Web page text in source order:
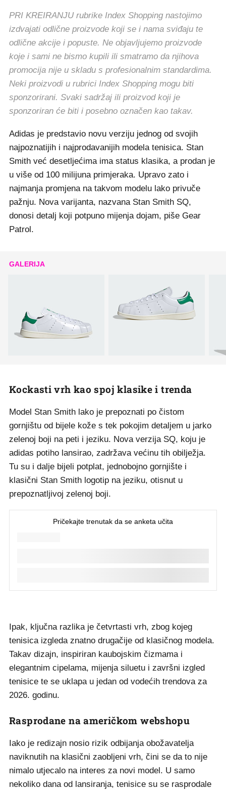
PRI KREIRANJU rubrike Index Shopping nastojimo
izdvajati odlične proizvode koji se i nama sviđaju te
odlične akcije i popuste. Ne objavljujemo proizvode
koje i sami ne bismo kupili ili smatramo da njihova
promocija nije u skladu s profesionalnim standardima.
Neki proizvodi u rubrici Index Shopping mogu biti
sponzorirani. Svaki sadržaj ili proizvod koji je
sponzoriran će biti i posebno označen kao takav.
Adidas je predstavio novu verziju jednog od svojih
najpoznatijih i najprodavanijih modela tenisica. Stan
Smith već desetljećima ima status klasika, a prodan je
u više od 100 milijuna primjeraka. Upravo zato i
najmanja promjena na takvom modelu lako privuče
pažnju. Nova varijanta, nazvana Stan Smith SQ,
donosi detalj koji potpuno mijenja dojam, piše Gear
Patrol.
GALERIJA
Kockasti vrh kao spoj klasike i trenda
Model Stan Smith lako je prepoznati po čistom
gornjištu od bijele kože s tek pokojim detaljem u jarko
zelenoj boji na peti i jeziku. Nova verzija SQ, koju je
adidas potiho lansirao, zadržava većinu tih obilježja.
Tu su i dalje bijeli potplat, jednobojno gornjište i
klasični Stan Smith logotip na jeziku, otisnut u
prepoznatljivoj zelenoj boji.
Ipak, ključna razlika je četvrtasti vrh, zbog kojeg
tenisica izgleda znatno drugačije od klasičnog modela.
Takav dizajn, inspiriran kaubojskim čizmama i
elegantnim cipelama, mijenja siluetu i završni izgled
tenisice te se uklapa u jedan od vodećih trendova za
2026. godinu.
Rasprodane na američkom webshopu
Iako je redizajn nosio rizik odbijanja obožavatelja
naviknutih na klasični zaobljeni vrh, čini se da to nije
nimalo utjecalo na interes za novi model. U samo
nekoliko dana od lansiranja, tenisice su se rasprodale